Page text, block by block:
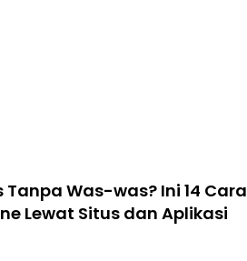
Was-was? Ini 14 Cara
Lewat Situs dan Aplikasi